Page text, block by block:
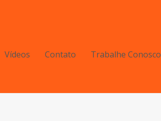
Vídeos Contato Trabalhe Conosco